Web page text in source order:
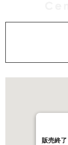
販売終